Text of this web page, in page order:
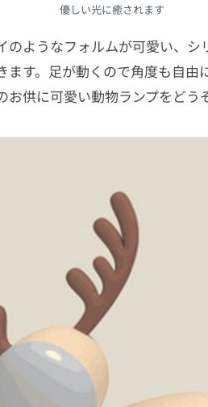
優しい光に癒されます
ようなフォルムが可愛い、シ
ます。足が動くので角度も自
供に可愛い動物ランプをどう